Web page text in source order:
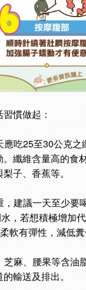
慣做起：
應吃25至30公克
纖維含量高的食
子、香蕉等。
，建議一天至少要
，若想積極增加
軟有彈性，減低糞
芝麻、腰果等含油
輸送及排出。